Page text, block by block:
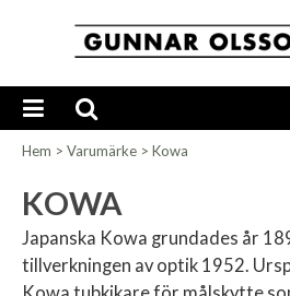
Hem > Varumärke > Kowa
KOWA
Japanska Kowa grundades år
tillverkningen av optik 1952.